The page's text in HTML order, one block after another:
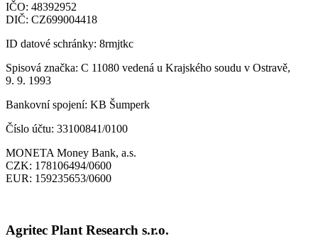
IČO: 48392952
DIČ: CZ699004418
ID datové schránky: 8rmjtkc
Spisová značka: C 11080 vedená u Krajského soudu v Ostravě,
9. 9. 1993
Bankovní spojení: KB Šumperk
Číslo účtu: 33100841/0100
MONETA Money Bank, a.s.
CZK: 178106494/0600
EUR: 159235653/0600
Agritec Plant Research s.r.o.